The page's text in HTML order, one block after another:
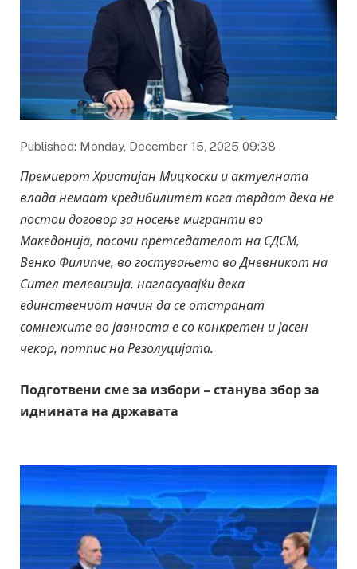
Published: Monday, December 15, 2025 09:38
Премиерот Христијан Мицкоски и актуелната
влада немаат кредибилитет кога тврдат дека не
постои договор за носење мигранти во
Македонија, посочи претседателот на СДСМ,
Венко Филипче, во гостувањето во Дневникот на
Сител телевизија, нагласувајќи дека
единствениот начин да се отстранат
сомнежите во јавноста е со конкретен и јасен
чекор, потпис на Резолуцијата.
Подготвени сме за избори – станува збор за
иднината на државата